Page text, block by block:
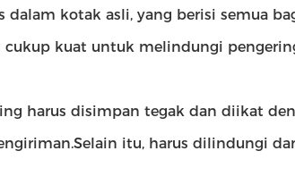
dalam kotak asli, yang berisi semua
cukup kuat untuk melindungi
harus disimpan tegak dan diikat
itu, harus dilindungi